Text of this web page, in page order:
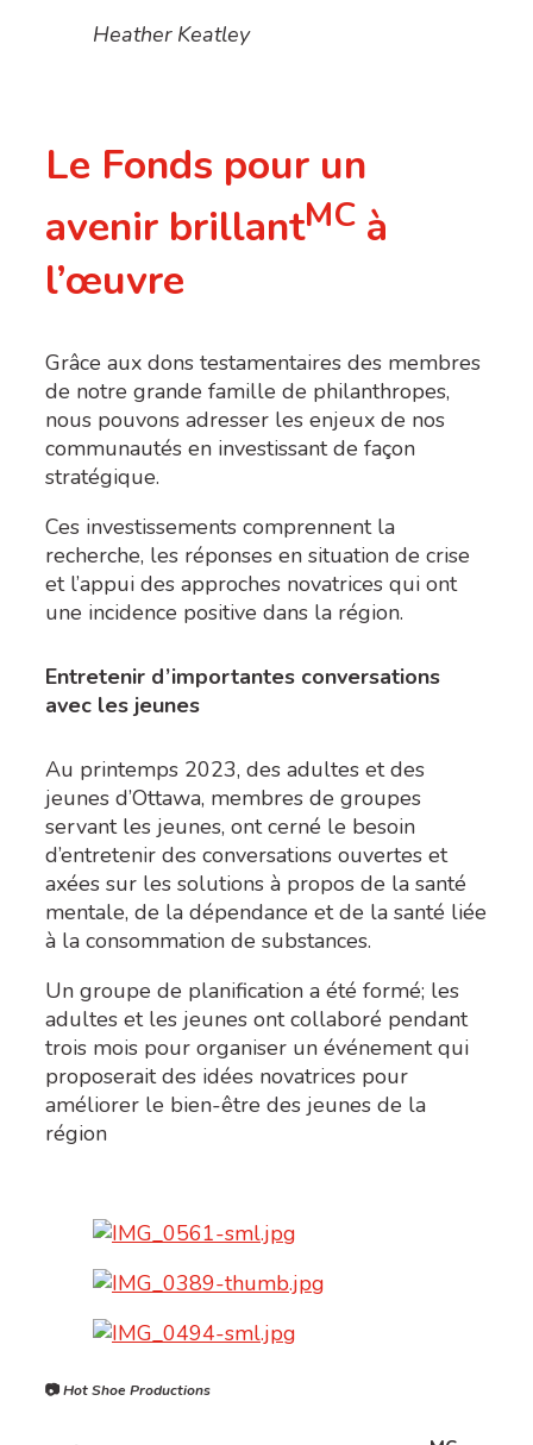
Heather Keatley
Le Fonds pour un
avenir brillantMC à
l’œuvre
Grâce aux dons testamentaires des membres
de notre grande famille de philanthropes,
nous pouvons adresser les enjeux de nos
communautés en investissant de façon
stratégique.
Ces investissements comprennent la
recherche, les réponses en situation de crise
et l’appui des approches novatrices qui ont
une incidence positive dans la région.
Entretenir d’importantes conversations
avec les jeunes
Au printemps 2023, des adultes et des
jeunes d’Ottawa, membres de groupes
servant les jeunes, ont cerné le besoin
d’entretenir des conversations ouvertes et
axées sur les solutions à propos de la santé
mentale, de la dépendance et de la santé liée
à la consommation de substances.
Un groupe de planification a été formé; les
adultes et les jeunes ont collaboré pendant
trois mois pour organiser un événement qui
proposerait des idées novatrices pour
améliorer le bien-être des jeunes de la
région
📷Hot Shoe Productions